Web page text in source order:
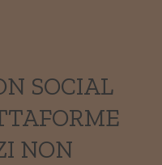
SOCIAL
NON